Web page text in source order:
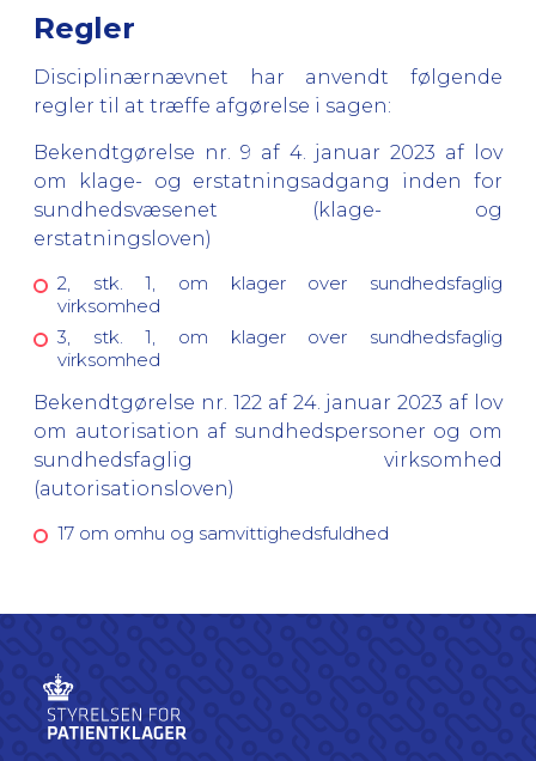
Regler
Disciplinærnævnet har anvendt følgende
regler til at træffe afgørelse i sagen:
Bekendtgørelse nr. 9 af 4. januar 2023 af lov
om klage- og erstatningsadgang inden for
sundhedsvæsenet (klage- og
erstatningsloven)
2, stk. 1, om klager over sundhedsfaglig
virksomhed
3, stk. 1, om klager over sundhedsfaglig
virksomhed
Bekendtgørelse nr. 122 af 24. januar 2023 af lov
om autorisation af sundhedspersoner og om
sundhedsfaglig virksomhed
(autorisationsloven)
17 om omhu og samvittighedsfuldhed